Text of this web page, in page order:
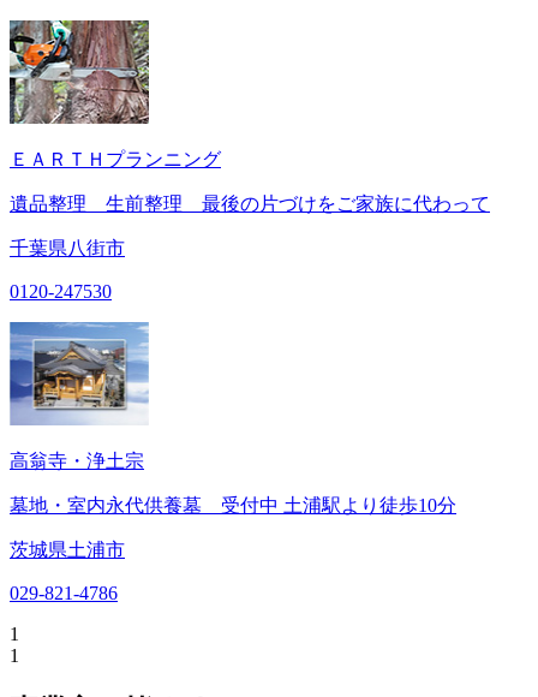
ＥＡＲＴＨプランニング
遺品整理 生前整理 最後の片づけをご家族に代わって
千葉県八街市
0120-247530
高翁寺・浄土宗
墓地・室内永代供養墓 受付中 土浦駅より徒歩10分
茨城県土浦市
029-821-4786
1
1